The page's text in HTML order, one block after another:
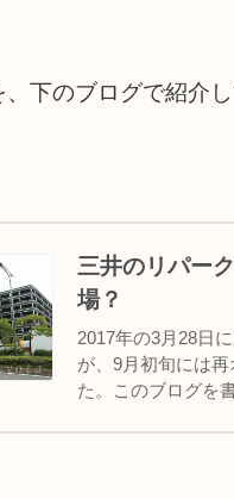
下のブログで紹介し
三井のリパー
場？
2017年の3月28日
が、9月初旬には
た。このブログを